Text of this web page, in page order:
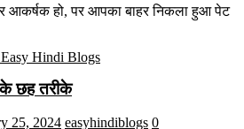
आकर्षक हो, पर आपका बाहर निकला हुआ पेट
छह तरीके
25, 2024 easyhindiblogs 0